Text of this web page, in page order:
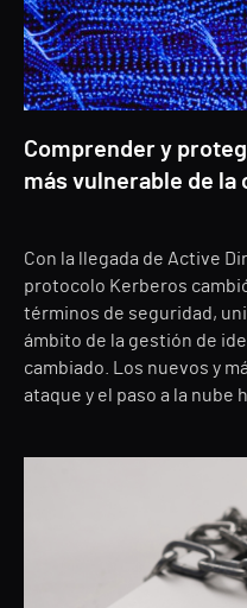
Comprender y
más vulnerable de la
Con la llegada de Active
protocolo Kerberos
términos de seguridad,
ámbito de la gestión de
cambiado. Los nuevos y
ataque y el paso a la nube